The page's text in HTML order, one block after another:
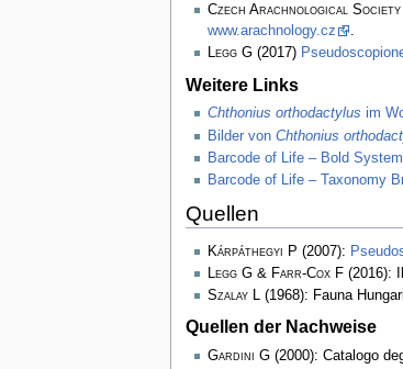
Czech Arachnological Society
www.arachnology.cz
.
LeggG (2017)
Weitere Links
Chthonius orthodactylus im
Bilder von Chthonius
Barcode of Life – Bold
Barcode of Life – Taxonomy
Quellen
Kárpáthegyi P (2007):
Legg G & Farr-Cox F(2016):
Szalay L(1968): Fauna
Quellen der Nachweise
Gardini G(2000): Catalogo